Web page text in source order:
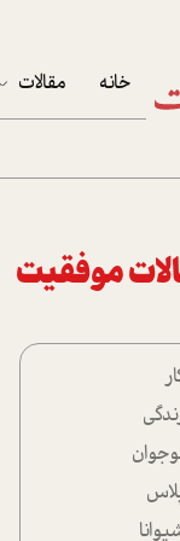
خانه مقالات
پرونده ویژه
موفقیت